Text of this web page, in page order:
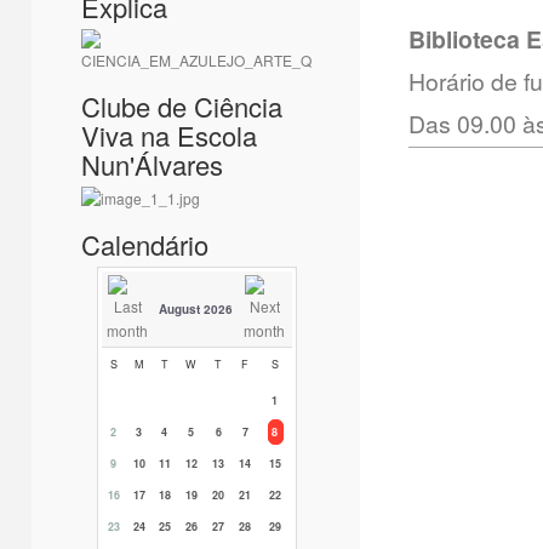
Clube de Ciência
Viva na Escola
Nun'Álvares
Calendário
August 2026
S M T W T F S
1
2
3 4 5 6 7
8
9
10 11 12 13 14
15
16
17 18 19 20 21
22
23
24 25 26 27 28
29
Biblioteca
Horário de
Das 09.00